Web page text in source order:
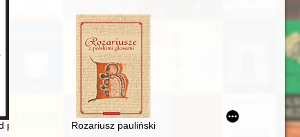
political propagandaRozariusz pauliński